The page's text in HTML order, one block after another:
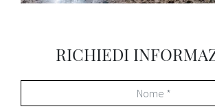
RICHIEDI